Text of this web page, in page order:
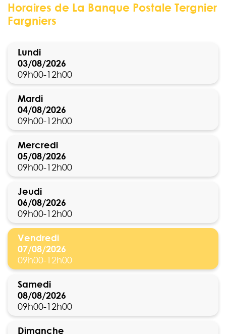
Horaires de La Banque Postale Tergnier
Fargniers
Lundi
03/08/2026
09h00-12h00
Mardi
04/08/2026
09h00-12h00
Mercredi
05/08/2026
09h00-12h00
Jeudi
06/08/2026
09h00-12h00
Vendredi
07/08/2026
09h00-12h00
Samedi
08/08/2026
09h00-12h00
Dimanche